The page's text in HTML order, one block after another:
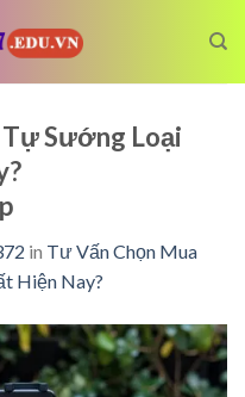
Sướng Loại
in Tư Vấn Chọn Mua
Hiện Nay?